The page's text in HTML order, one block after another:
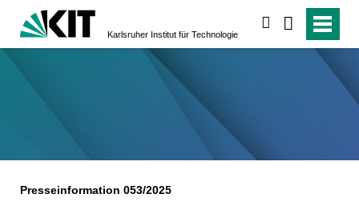
Karlsruher Institut für Technologie
Presseinformation 053/2025